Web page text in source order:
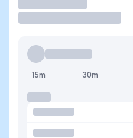
15m 30m